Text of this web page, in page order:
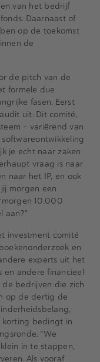
van het bedrijf
Daarnaast of
op de toekomst
de
de pitch van de
formele due
fasen. Eerst
uit. Dit comité,
- variërend van
je echt naar zaken
vraag is naar
naar het IP, en ook
morgen een
10.000
aan?"
investment comité
en
experts uit het
andere financieel
bedrijven die zich
op de dertig de
bedingt in
"We
in te stappen,
Als vooraf